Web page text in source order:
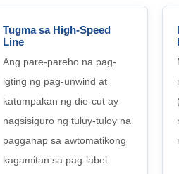
Tugma sa High-Speed
Line
Ang pare-pareho na pag-
igting ng pag-unwind at
katumpakan ng die-cut ay
nagsisiguro ng tuluy-tuloy na
pagganap sa awtomatikong
kagamitan sa pag-label.